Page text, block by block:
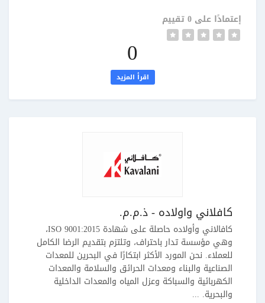
إعتمادًا على 0 تقييم
0
اقرأ المزيد
كافلاني واولاده - ذ.م.م.
كافالاني وأولاده حاصلة على شهادة ISO 9001:2015،
وهي مؤسسة تدار باحتراف، وتلتزم بتقديم الرضا الكامل
للعملاء. نحن المورد الأكثر ابتكارًا في البحرين للمعدات
الصناعية والبناء ومعدات الحرائق والسلامة والمعدات
الكهربائية والسباكة وعزل المياه والمعدات الداخلية
والبحرية. ...